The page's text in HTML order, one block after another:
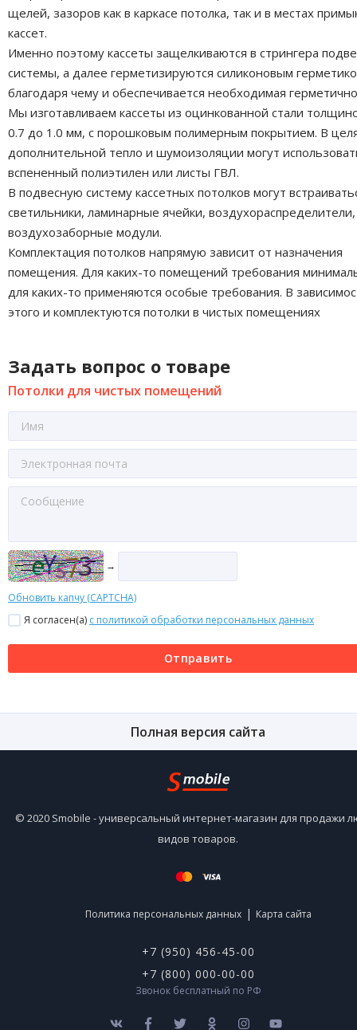
щелей, зазоров как в каркасе потолка, так и в местах
кассет.
Именно поэтому кассеты защелкиваются в стрингера
системы, а далее герметизируются силиконовым
благодаря чему и обеспечивается необходимая
Мы изготавливаем кассеты из оцинкованной стали
0.7 до 1.0 мм, с порошковым полимерным покрытием. В
дополнительной тепло и шумоизоляции могут
вспененный полиэтилен или листы ГВЛ.
В подвесную систему кассетных потолков могут
светильники, ламинарные ячейки, воздухораспределители,
воздухозаборные модули.
Комплектация потолков напрямую зависит от назначения
помещения. Для каких-то помещений требования
для каких-то применяются особые требования. В
этого и комплектуются потолки в чистых помещениях
Задать вопрос о товаре
Потолки для чистых помещений
→
Обновить капчу (CAPTCHA)
Я согласен(a) с политикой обработки персональных данных
Отправить
Полная версия сайта
© 2020 Smobile - универсальный интернет-магазин для продажи
видов товаров.
Политика персональных данных | Карта сайта
+7 (950) 456-45-00
+7 (800) 000-00-00
Звонок бесплатный по РФ